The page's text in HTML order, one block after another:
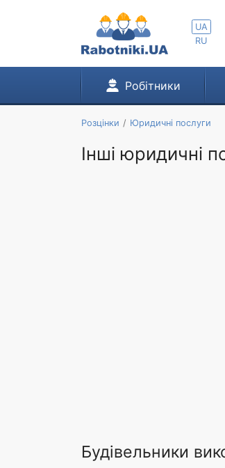
UA
RU
Робітники
Розцінки Юридичні послуги
Інші юридичні
Будівельники